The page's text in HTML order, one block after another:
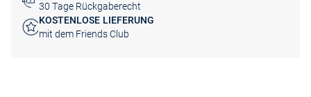
30 Tage Rückgaberecht
KOSTENLOSE LIEFERUNG
mit dem Friends Club